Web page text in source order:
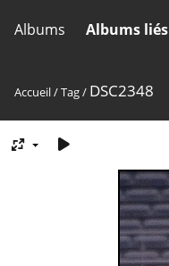
Albums Albums liés
Accueil/Tag/ DSC2348